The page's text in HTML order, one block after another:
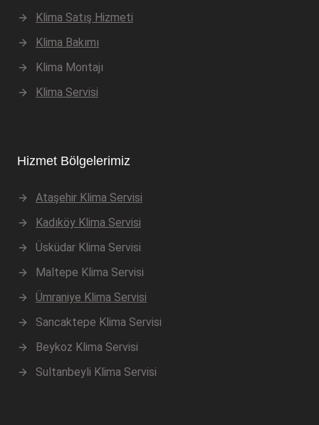
Klima Satış Hizmeti
Klima Bakımı
Klima Montajı
Klima Servisi
Hizmet Bölgelerimiz
Ataşehir Klima Servisi
Kadıköy Klima Servisi
Üsküdar Klima Servisi
Maltepe Klima Servisi
Ümraniye Klima Servisi
Sancaktepe Klima Servisi
Beykoz Klima Servisi
Sultanbeyli Klima Servisi